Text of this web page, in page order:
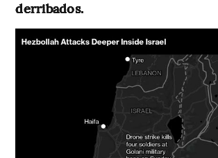
derribados.